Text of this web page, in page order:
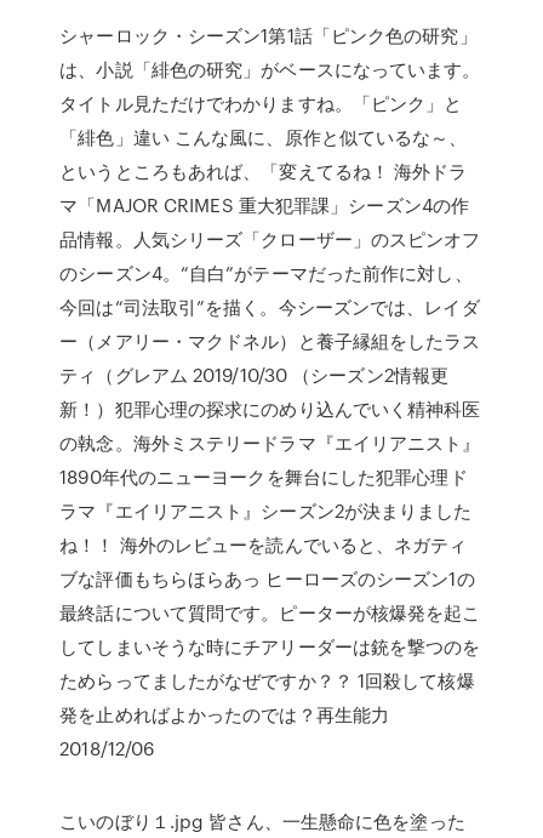
シャーロック・シーズン1第1話「ピンク色の研究」
は、小説「緋色の研究」がベースになっています。
タイトル見ただけでわかりますね。「ピンク」と
「緋色」違い こんな風に、原作と似ているな～、
というところもあれば、「変えてるね！ 海外ドラ
マ「MAJOR CRIMES 重大犯罪課」シーズン4の作
品情報。人気シリーズ「クローザー」のスピンオフ
のシーズン4。“自白”がテーマだった前作に対し、
今回は“司法取引”を描く。今シーズンでは、レイダ
ー（メアリー・マクドネル）と養子縁組をしたラス
ティ（グレアム 2019/10/30 （シーズン2情報更
新！）犯罪心理の探求にのめり込んでいく精神科医
の執念。海外ミステリードラマ『エイリアニスト』
1890年代のニューヨークを舞台にした犯罪心理ド
ラマ『エイリアニスト』シーズン2が決まりました
ね！！ 海外のレビューを読んでいると、ネガティ
ブな評価もちらほらあっ ヒーローズのシーズン1の
最終話について質問です。ピーターが核爆発を起こ
してしまいそうな時にチアリーダーは銃を撃つのを
ためらってましたがなぜですか？？ 1回殺して核爆
発を止めればよかったのでは？再生能力
2018/12/06
こいのぼり１.jpg 皆さん、一生懸命に色を塗った